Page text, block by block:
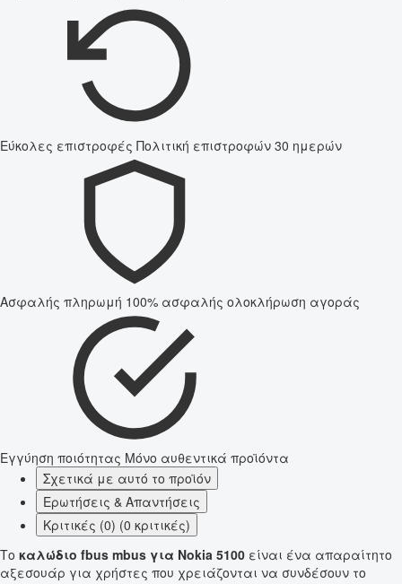
Εύκολες επιστροφές Πολιτική επιστροφών 30 ημερών
Ασφαλής πληρωμή 100% ασφαλής ολοκλήρωση αγοράς
Εγγύηση ποιότητας Μόνο αυθεντικά προϊόντα
Σχετικά με αυτό το προϊόν
Ερωτήσεις & Απαντήσεις
Κριτικές (0) (0 κριτικές)
Το καλώδιο fbus mbus για Nokia 5100 είναι ένα απαραίτητο
αξεσουάρ για χρήστες που χρειάζονται να συνδέσουν το